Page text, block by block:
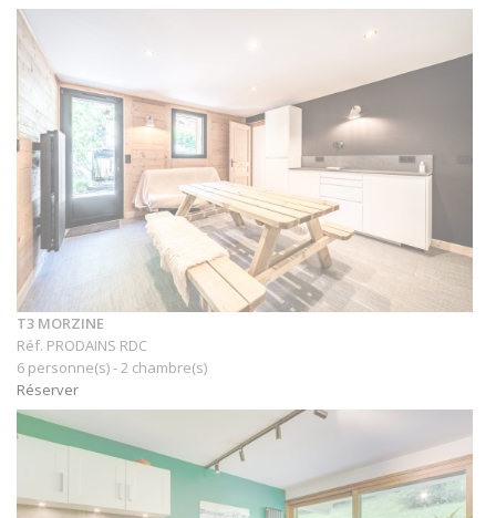
T3 MORZINE
Réf. PRODAINS RDC
6 personne(s) - 2 chambre(s)
Réserver